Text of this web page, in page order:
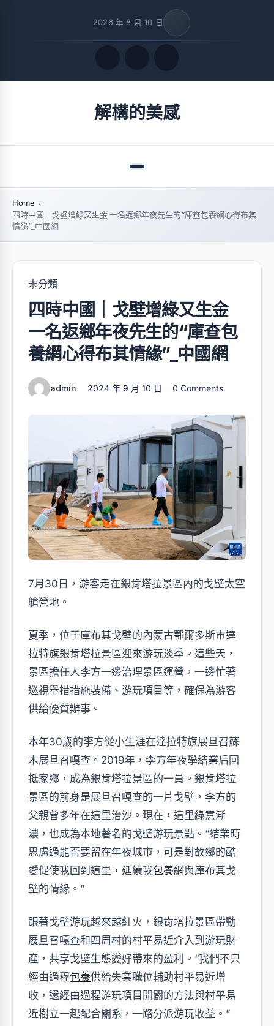
2026 年 8 月 10 日
解構的美感
Menu
Home
四時中國｜戈壁增綠又生金 一名返鄉年夜先生的“庫查包養網心得布其
情緣”_中國網
未分類
四時中國｜戈壁增綠又生金
一名返鄉年夜先生的“庫查包
養網心得布其情緣”_中國網
admin 2024 年 9 月 10 日 0 Comments
7月30日，游客走在銀肯塔拉景區內的戈壁太空
艙營地。
夏季，位于庫布其戈壁的內蒙古鄂爾多斯市達
拉特旗銀肯塔拉景區迎來游玩淡季。這些天，
景區擔任人李方一邊治理景區運營，一邊忙著
巡視舉措措施裝備、游玩項目等，確保為游客
供給優質辦事。
本年30歲的李方從小生涯在達拉特旗展旦召蘇
木展旦召嘎查。2019年，李方年夜學結業后回
抵家鄉，成為銀肯塔拉景區的一員。銀肯塔拉
景區的前身是展旦召嘎查的一片戈壁，李方的
父親曾多年在這里治沙。現在，這里綠意漸
濃，也成為本地著名的戈壁游玩景點。“結業時
思慮過能否要留在年夜城市，可是對故鄉的酷
愛促使我回到這里，延續我包養網與庫布其戈
壁的情緣。”
跟著戈壁游玩越來越紅火，銀肯塔拉景區帶動
展旦召嘎查和四周村的村平易近介入到游玩財
產，共享戈壁生態變好帶來的盈利。“我們不只
經由過程包養供給失業職位輔助村平易近增
收，還經由過程游玩項目開闢的方法與村平易
近樹立一起配合關系，一路分派游玩收益。”